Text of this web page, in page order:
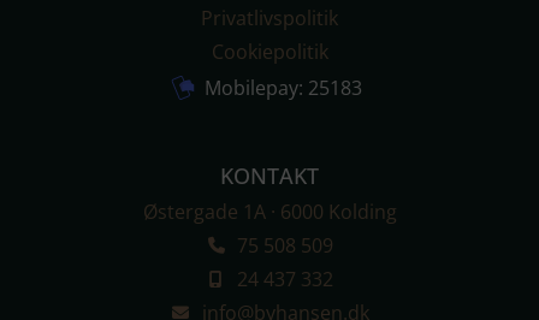
Privatlivs­politik
Cookiepolitik
Mobilepay: 25183
KONTAKT
Østergade 1A · 6000 Kolding
75 508 509
24 437 332
info@byhansen.dk